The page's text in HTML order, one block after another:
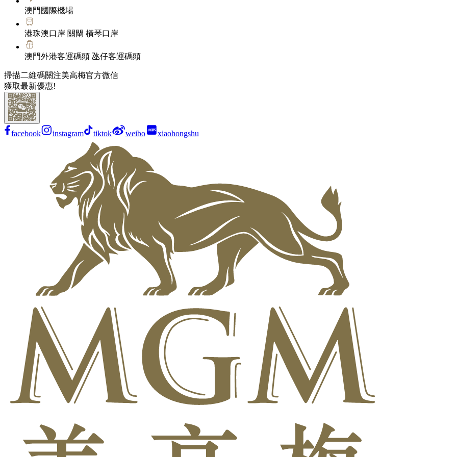
澳門國際機場
港珠澳口岸 關閘 橫琴口岸
澳門外港客運碼頭 氹仔客運碼頭
掃描二維碼關注美高梅官方微信
獲取最新優惠!
facebook instagram tiktok weibo xiaohongshu